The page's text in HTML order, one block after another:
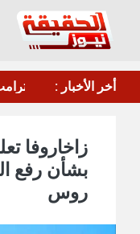
أخر الأخبار : القوات الأمريكية تسحب طائرات التزود بالوقود من مطار بن غوريون
زاخاروفا
بشأن رفع
روس